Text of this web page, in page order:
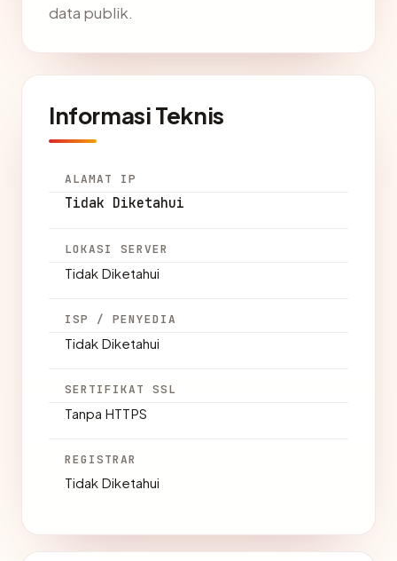
data publik.
Informasi Teknis
ALAMAT IP
Tidak Diketahui
LOKASI SERVER
Tidak Diketahui
ISP / PENYEDIA
Tidak Diketahui
SERTIFIKAT SSL
Tanpa HTTPS
REGISTRAR
Tidak Diketahui